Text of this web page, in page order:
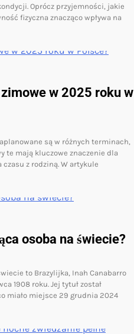
Oprócz przyjemności, jakie
fizyczna znacząco wpływa na
w 2025 roku w
są w różnych terminach,
te mają kluczowe znaczenie dla
z rodziną. W artykule
osoba na świecie?
to Brazylijka, Inah Canabarro
1908 roku. Jej tytuł został
miało miejsce 29 grudnia 2024